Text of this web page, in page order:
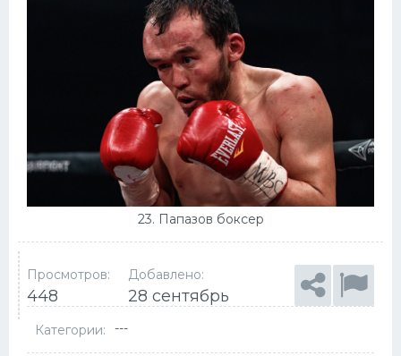
23. Папазов боксер
Просмотров:
448
Добавлено:
28 сентябрь
Категории: ---